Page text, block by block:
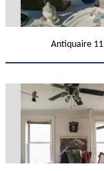
Antiquaire 11